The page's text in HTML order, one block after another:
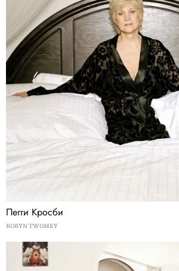
Пегги Кросби
ROBYN TWOMEY